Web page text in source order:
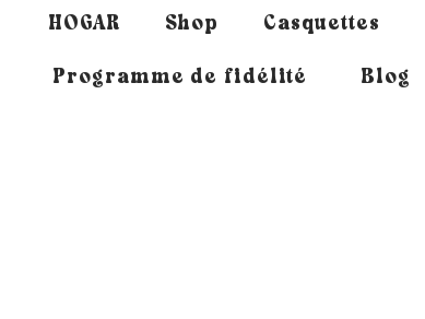
HOGAR Shop Casquettes
Programme de fidélité Blog